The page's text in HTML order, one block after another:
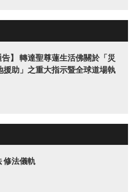
告】 轉達聖尊蓮生活佛關於「災
援助」之重大指示暨全球道場執
修法儀軌